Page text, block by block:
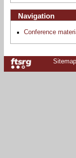
Navigation
Conference
Sitemap